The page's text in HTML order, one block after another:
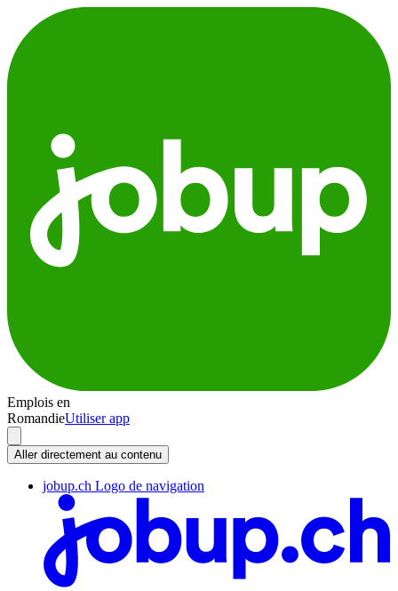
Emplois en
RomandieUtiliser app
Aller directement au contenu
jobup.ch Logo de navigation